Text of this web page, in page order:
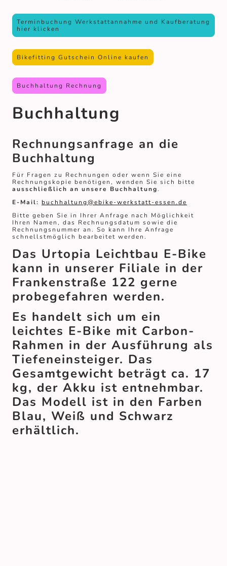
Terminbuchung Werkstattannahme und Kaufberatung
hier klicken
Bikefitting Gutschein Online kaufen
Buchhaltung Rechnung
Buchhaltung
Rechnungsanfrage an die
Buchhaltung
Für Fragen zu Rechnungen oder wenn Sie eine
Rechnungskopie benötigen, wenden Sie sich bitte
ausschließlich an unsere Buchhaltung.
E-Mail: buchhaltung@ebike-werkstatt-essen.de
Bitte geben Sie in Ihrer Anfrage nach Möglichkeit
Ihren Namen, das Rechnungsdatum sowie die
Rechnungsnummer an. So kann Ihre Anfrage
schnellstmöglich bearbeitet werden.
Das Urtopia Leichtbau E-Bike
kann in unserer Filiale in der
Frankenstraße 122 gerne
probegefahren werden.
Es handelt sich um ein
leichtes E-Bike mit Carbon-
Rahmen in der Ausführung als
Tiefeneinsteiger. Das
Gesamtgewicht beträgt ca. 17
kg, der Akku ist entnehmbar.
Das Modell ist in den Farben
Blau, Weiß und Schwarz
erhältlich.